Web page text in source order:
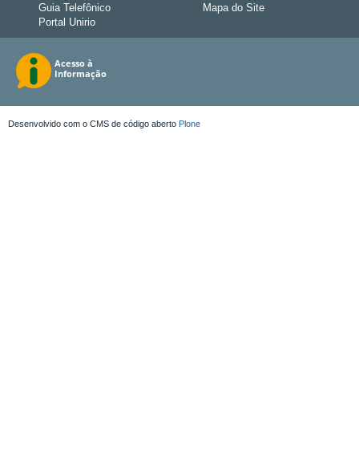
Guia Telefônico
Portal Unirio
Mapa do Site
Desenvolvido com o CMS de código aberto Plone